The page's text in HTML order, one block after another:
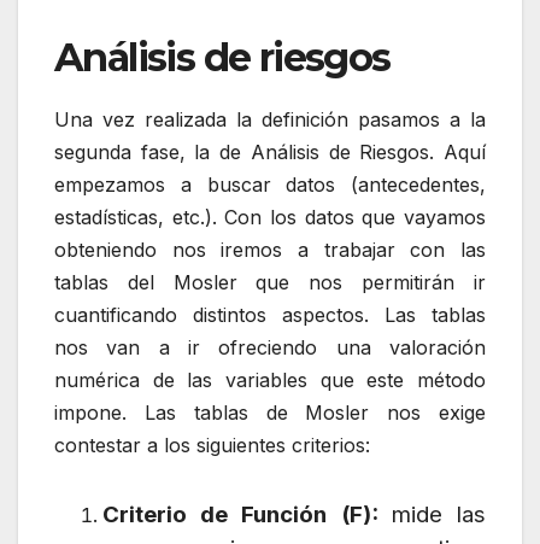
Análisis de riesgos
Una vez realizada la definición pasamos a la
segunda fase, la de Análisis de Riesgos. Aquí
empezamos a buscar datos (antecedentes,
estadísticas, etc.). Con los datos que vayamos
obteniendo nos iremos a trabajar con las
tablas del Mosler que nos permitirán ir
cuantificando distintos aspectos. Las tablas
nos van a ir ofreciendo una valoración
numérica de las variables que este método
impone. Las tablas de Mosler nos exige
contestar a los siguientes criterios:
Criterio de Función (F): mide las